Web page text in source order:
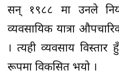
सन् १९८८ मा उनले
व्यवसायिक यात्रा
। त्यही व्यवसाय
रूपमा विकसित भयो ।